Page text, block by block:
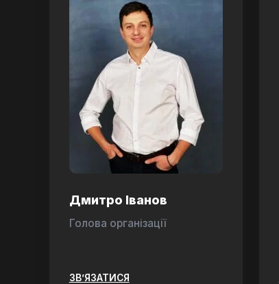
Дмитро Іванов
Голова організації
ЗВ’ЯЗАТИСЯ